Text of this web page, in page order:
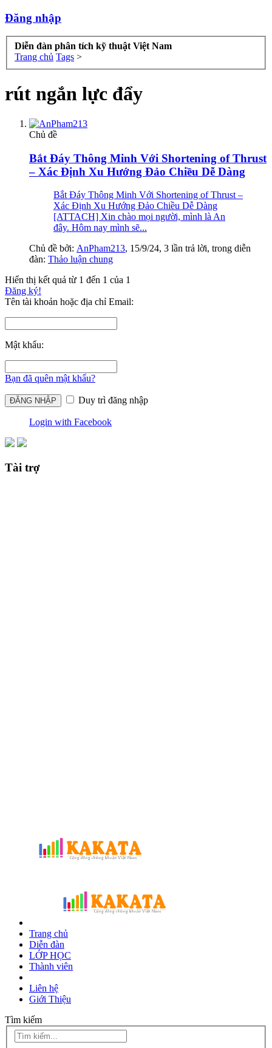
Đăng nhập
Diễn đàn phân tích kỹ thuật Việt Nam
Trang chủ Tags >
rút ngắn lực đẩy
Chủ đề
Bắt Đáy Thông Minh Với Shortening of Thrust
– Xác Định Xu Hướng Đảo Chiều Dễ Dàng
Bắt Đáy Thông Minh Với Shortening of Thrust –
Xác Định Xu Hướng Đảo Chiều Dễ Dàng
[ATTACH] Xin chào mọi người, mình là An
đây. Hôm nay mình sẽ...
Chủ đề bởi: AnPham213, 15/9/24, 3 lần trả lời, trong diễn
đàn: Thảo luận chung
Hiển thị kết quả từ 1 đến 1 của 1
Đăng ký!
Tên tài khoản hoặc địa chỉ Email:
Mật khẩu:
Bạn đã quên mật khẩu?
Duy trì đăng nhập
Login with Facebook
Tài trợ
Trang chủ
Diễn đàn
LỚP HỌC
Thành viên
Liên hệ
Giới Thiệu
Tìm kiếm